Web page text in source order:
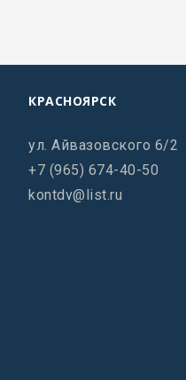
КРАСНОЯРСК
ул. Айвазовского 6/2
+7 (965) 674-40-50
kontdv@list.ru